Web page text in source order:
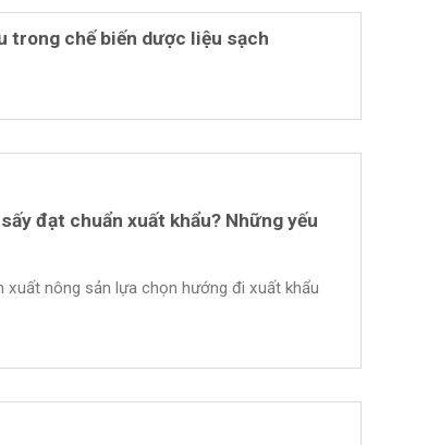
trong chế biến dược liệu sạch
đạt chuẩn xuất khẩu? Những yếu
xuất nông sản lựa chọn hướng đi xuất khẩu